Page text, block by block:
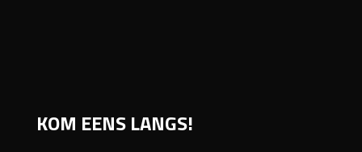
KOM EENS LANGS!